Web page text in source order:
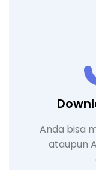
Anda bisa
ataupun